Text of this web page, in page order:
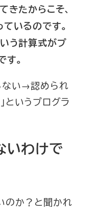
きたからこそ、
いるのです。
う計算式がプ
。
ない→認められ
いうプログラ
いわけで
のか？と聞かれ